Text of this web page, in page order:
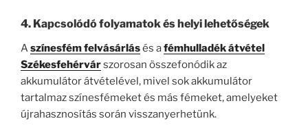
4. Kapcsolódó folyamatok és helyi lehetőségek
Aszínesfém felvásárlásés afémhulladék átvétel
Székesfehérvárszorosan összefonódik az
akkumulátor átvételével, mivel sok akkumulátor
tartalmaz színesfémeket és más fémeket, amelyeket
újrahasznosítás során visszanyerhetünk.